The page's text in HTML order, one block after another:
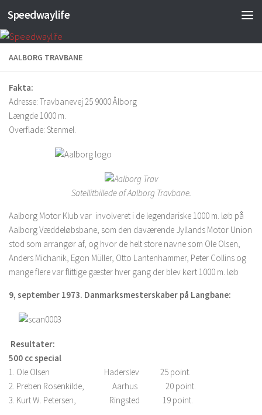
Skip to content
Speedwaylife
AALBORG TRAVBANE
Fakta:
Adresse: Travbanevej 25 9000 Ålborg
Længde 1000 m.
Overflade: Stenmel.
Satellitbillede af Aalborg Travbane.
Aalborg Motor Klub var involveret i de legendariske 1000 m. løb på
Aalborg Væddeløbsbane, som den daværende Jyllands Motor Union
stod som arrangør af, og hvor de helt store navne som Ole Olsen,
Anders Michanik, Egon Müller, Otto Lantenhammer, Peter Collins og
mange flere var flittige gæster hver gang der blev kørt 1000 m. løb
9, september 1973. Danmarksmesterskaber på Langbane:
Resultater:
500 cc special
1. Ole Olsen Haderslev 25 point.
2. Preben Rosenkilde, Aarhus 20 point.
3. Kurt W. Petersen, Ringsted 19 point.